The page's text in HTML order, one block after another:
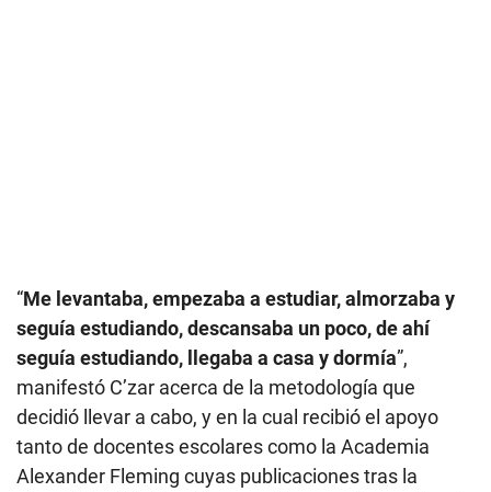
“Me levantaba, empezaba a estudiar, almorzaba y
seguía estudiando, descansaba un poco, de ahí
seguía estudiando, llegaba a casa y dormía”,
manifestó C’zar acerca de la metodología que
decidió llevar a cabo, y en la cual recibió el apoyo
tanto de docentes escolares como la Academia
Alexander Fleming cuyas publicaciones tras la